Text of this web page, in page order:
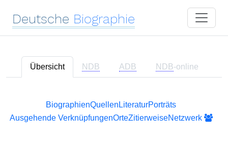
Deutsche Biographie
Übersicht NDB ADB NDB-online
BiographienQuellen LiteraturPorträts
Ausgehende VerknüpfungenOrteZitierweiseNetzwerk